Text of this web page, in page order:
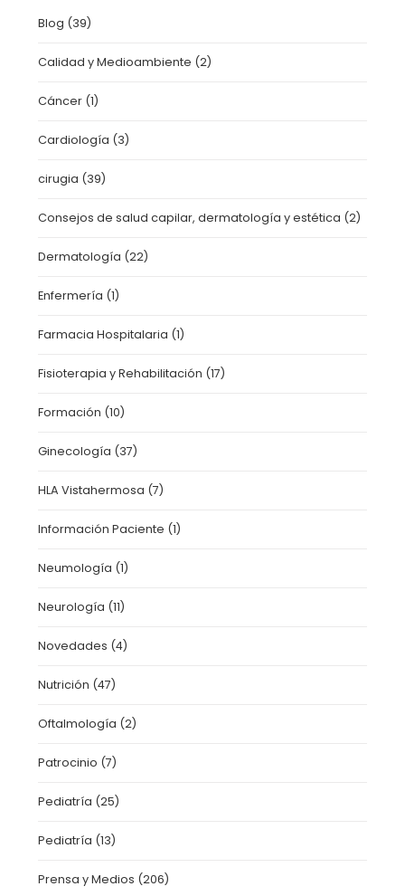
Blog (39)
Calidad y Medioambiente (2)
Cáncer (1)
Cardiología (3)
cirugia (39)
Consejos de salud capilar, dermatología y estética (2)
Dermatología (22)
Enfermería (1)
Farmacia Hospitalaria (1)
Fisioterapia y Rehabilitación (17)
Formación (10)
Ginecología (37)
HLA Vistahermosa (7)
Información Paciente (1)
Neumología (1)
Neurología (11)
Novedades (4)
Nutrición (47)
Oftalmología (2)
Patrocinio (7)
Pediatría (25)
Pediatría (13)
Prensa y Medios (206)